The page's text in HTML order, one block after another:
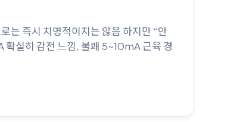
는 즉시 치명적이지는 않음 하지만 “안
확실히 감전 느낌, 불쾌 5~10mA 근육 경